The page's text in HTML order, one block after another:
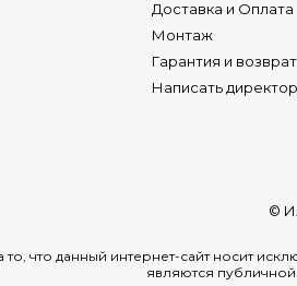
Доставка и Оплата
Монтаж
Гарантия и возврат
Написать
©
что данный интернет-сайт носит
являются